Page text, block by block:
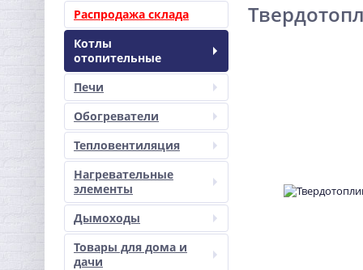
Распродажа склада
Котлы
отопительные
Печи
Обогреватели
Тепловентиляция
Нагревательные
элементы
Дымоходы
Товары для дома и
дачи